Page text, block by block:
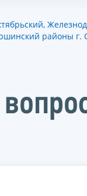
районы г.